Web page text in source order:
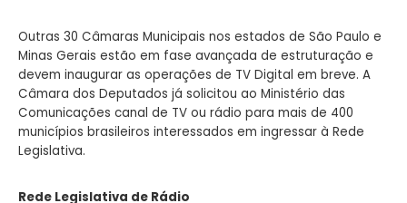
Outras 30 Câmaras Municipais nos estados de São Paulo e
Minas Gerais estão em fase avançada de estruturação e
devem inaugurar as operações de TV Digital em breve. A
Câmara dos Deputados já solicitou ao Ministério das
Comunicações canal de TV ou rádio para mais de 400
municípios brasileiros interessados em ingressar à Rede
Legislativa.
Rede Legislativa de Rádio